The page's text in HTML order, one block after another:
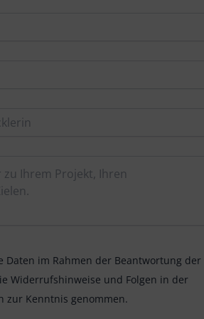
Daten im Rahmen der Beantwortung der
Widerrufshinweise und Folgen in der
zur Kenntnis genommen.